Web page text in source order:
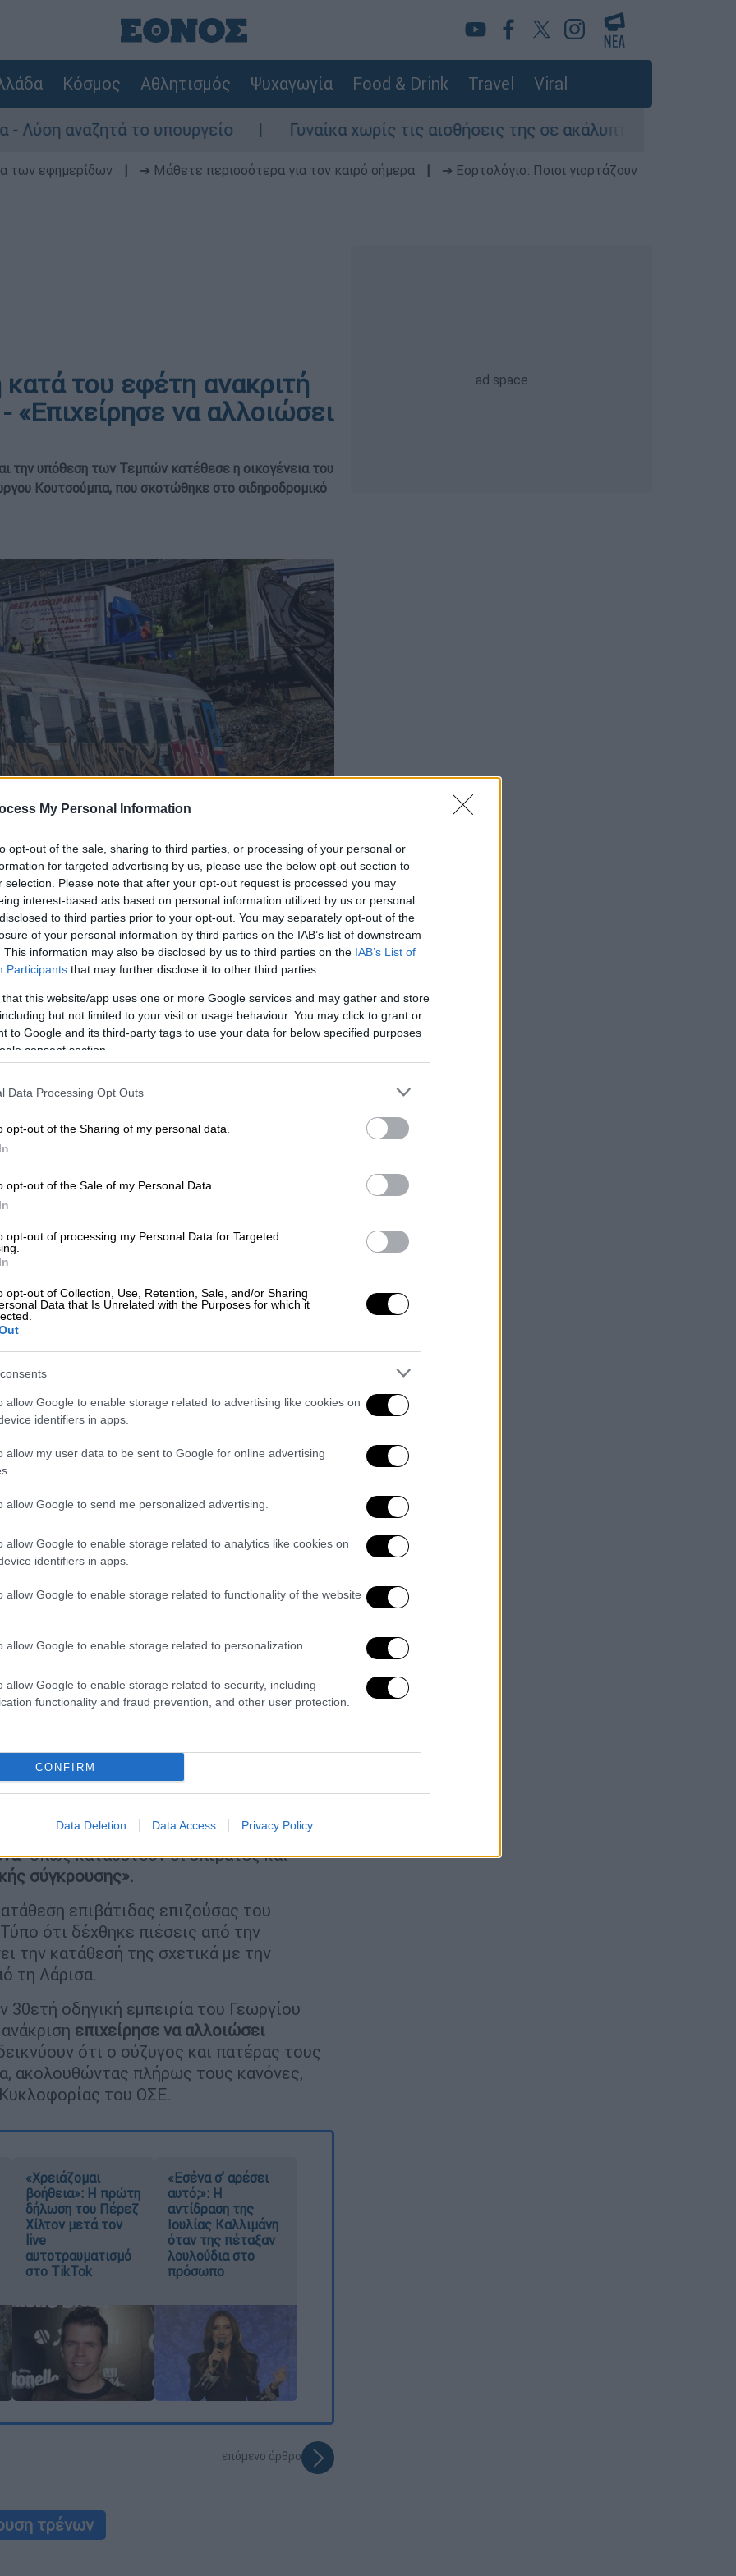
My Personal Information
opt-out of the sale, sharing to third parties, or processing of your personal or
for targeted advertising by us, please use the below opt-out section to
selection. Please note that after your opt-out request is processed you may
interest-based ads based on personal information utilized by us or personal
to third parties prior to your opt-out. You may separately opt-out of the
of your personal information by third parties on the IAB’s list of downstream
This information may also be disclosed by us to third parties on the IAB’s List of
Participants that may further disclose it to other third parties.
that this website/app uses one or more Google services and may gather and store
but not limited to your visit or usage behaviour. You may click to grant or
to Google and its third-party tags to use your data for below specified purposes
consent section.
Data Processing Opt Outs
opt-out of the Sharing of my personal data.
opt-out of the Sale of my Personal Data.
opt-out of processing my Personal Data for Targeted
opt-out of Collection, Use, Retention, Sale, and/or Sharing
Data that Is Unrelated with the Purposes for which it
allow Google to enable storage related to advertising like cookies on
identifiers in apps.
allow my user data to be sent to Google for online advertising
allow Google to send me personalized advertising.
allow Google to enable storage related to analytics like cookies on
identifiers in apps.
allow Google to enable storage related to functionality of the website
allow Google to enable storage related to personalization.
allow Google to enable storage related to security, including
functionality and fraud prevention, and other user protection.
CONFIRM
Data Deletion Data Access Privacy Policy
Κόσμος Αθλητισμός Ψυχαγωγία Food & Drink Travel Viral
το υπουργείο Γυναίκα χωρίς τις αισθήσεις της σε ακάλυπτο πολυκατοικίας
των εφημερίδων ➔ Μάθετε περισσότερα για τον καιρό σήμερα
➔ Εορτολόγιο: Ποιοι γιορτάζουν
του εφέτη ανακριτή
«Επιχείρησε να αλλοιώσει
την υπόθεση των Τεμπών κατέθεσε η οικογένεια του
Κουτσούμπα, που σκοτώθηκε στο σιδηροδρομικό
το ΕΘΝΟΣ στη Google
την
της επιβατικής αμαξοστοιχίας Γιώργου
δυστύχημα.
κάνουν λόγο για «ενέργειες του εφέτη
ότι
της ουσιαστικής αλήθειας».
μετά τον σεισμό στην Εύβοια:
Προκόπι
επιβάτεςοι οποίοι κατέθεσαν ότι η
λεπτά μετά τον σταθμό της Λάρισας.
«αυτό έγινε προκειμένουνα λάβει ο
επιτάσσει ο Γενικός Κανονισμός
όπως είναι γνωστό, ουδέποτε του
μηνυτήρια
συνομιλίες σταθμαρχών και
την ανάκριση. Το κείμενο συμπεραίνει
ηχητικών αρχείων, διότιχρονικά
της επιβατικής αμαξοστοιχίας.
στα ηχητικά και ακινητοποίησης της
αμφιβολίες, ως προς τη
όταν τόσο πριν την αναχώρηση
όσο και αμέσως μετά την τραγική
χώρα ανά δευτερόλεπτα».
λεπτών, παρουσιάζεται μεταξύ της
από τη Λάρισα, ακινητοποιείται,
όπως καταθέτουν οι επιβάτες και
σύγκρουσης».
επιβάτιδας επιζούσας του
ότι δέχθηκε πιέσεις από την
την κατάθεσή της σχετικά με την
τη Λάρισα.
30ετή οδηγική εμπειρία του Γεωργίου
επιχείρησε να αλλοιώσει
ότι ο σύζυγος και πατέρας τους
ακολουθώντας πλήρως τους κανόνες,
του ΟΣΕ.
«Χρειάζομαι
βοήθεια»: Η πρώτη
δήλωση του Πέρεζ
Χίλτον μετά τον
live
αυτοτραυματισμό
στο TikTok
«Εσένα σ’ αρέσει
αυτό;»: Η
αντίδραση της
Ιουλίας Καλλιμάνη
όταν της πέταξαν
λουλούδια στο
πρόσωπο
επόμενο άρθρο
τρένων